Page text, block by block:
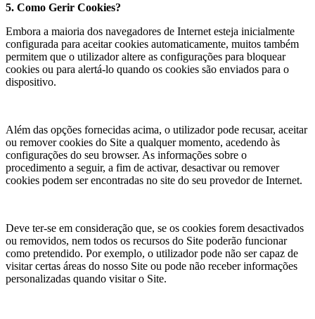
5. Como Gerir Cookies?
Embora a maioria dos navegadores de Internet esteja inicialmente
configurada para aceitar cookies automaticamente, muitos também
permitem que o utilizador altere as configurações para bloquear
cookies ou para alertá-lo quando os cookies são enviados para o
dispositivo.
Além das opções fornecidas acima, o utilizador pode recusar, aceitar
ou remover cookies do Site a qualquer momento, acedendo às
configurações do seu browser. As informações sobre o
procedimento a seguir, a fim de activar, desactivar ou remover
cookies podem ser encontradas no site do seu provedor de Internet.
Deve ter-se em consideração que, se os cookies forem desactivados
ou removidos, nem todos os recursos do Site poderão funcionar
como pretendido. Por exemplo, o utilizador pode não ser capaz de
visitar certas áreas do nosso Site ou pode não receber informações
personalizadas quando visitar o Site.